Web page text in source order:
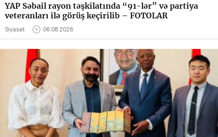
YAP Səbail rayon təşkilatında “91-lər” və partiya
veteranları ilə görüş keçirilib – FOTOLAR
Siyasət 06.08.2026